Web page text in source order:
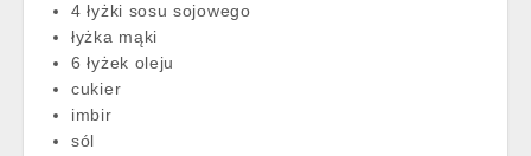
4 łyżki sosu sojowego
łyżka mąki
6 łyżek oleju
cukier
imbir
sól